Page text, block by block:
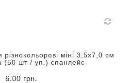
різнокольорові міні 3,5х7,0 см
(50 шт / уп.) спанлейс
6.00 грн.